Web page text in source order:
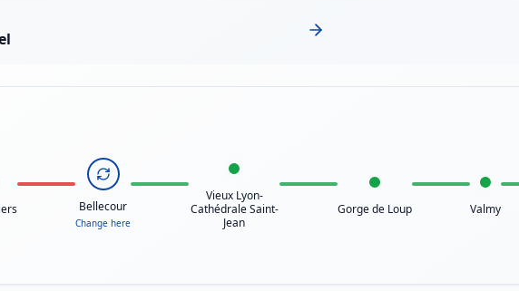
Bellecour
Change here
Vieux Lyon-
Cathédrale Saint-
Jean
Gorge de Loup Valmy